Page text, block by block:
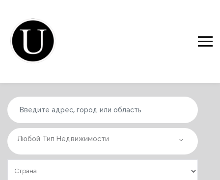
Любой Тип Недвижимости